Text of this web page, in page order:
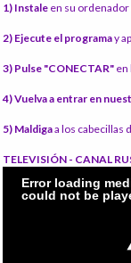
1) Instale en su
2) Ejecute el programay
3) Pulse "CONECTAR" en
4) Vuelva a entrar en
5) Maldigaa los cabecillas
TELEVISIÓN - CANAL